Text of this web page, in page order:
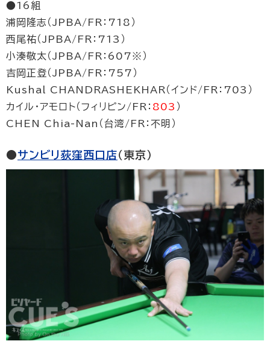
●16組
浦岡隆志（JPBA/FR：718）
西尾祐（JPBA/FR：713）
小湊敬太（JPBA/FR：607※）
吉岡正登（JPBA/FR：757）
Kushal CHANDRASHEKHAR（インド/FR：703）
カイル・アモロト（フィリピン/FR： 803 ）
CHEN Chia-Nan（台湾/FR：不明）
●サンビリ荻窪西口店（東京）